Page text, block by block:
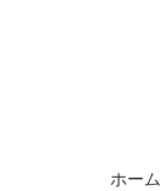
ホーム